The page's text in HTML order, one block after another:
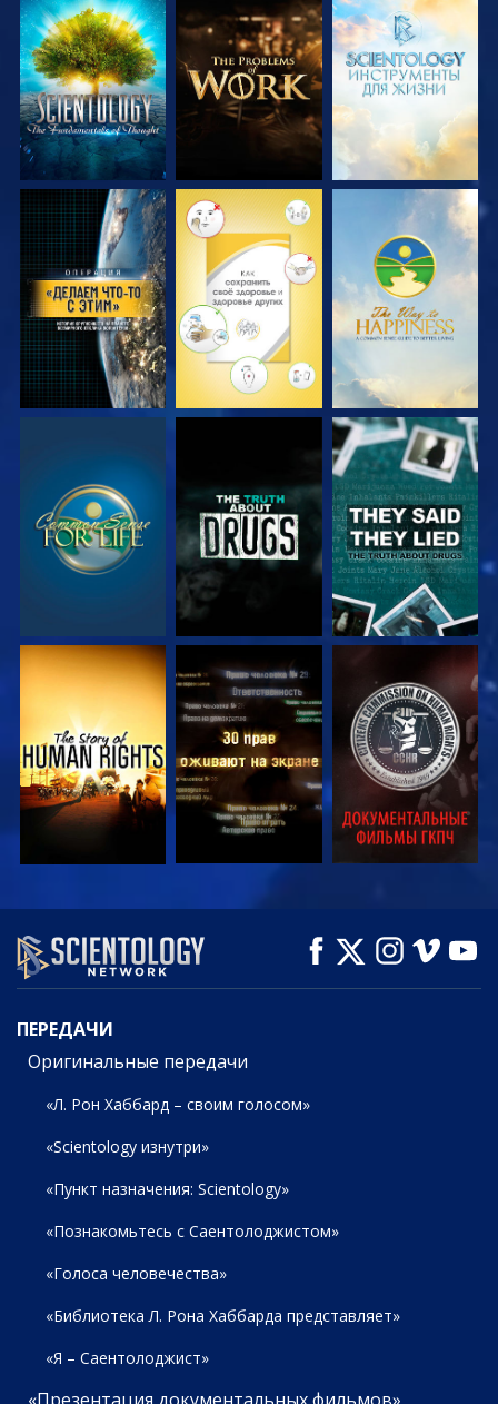
СМОТРЕТЬ
ПЕРЕДАЧИ
СМОТРЕТЬ
ПЕРЕДАЧИ
СМОТРЕТЬ
ПЕРЕДАЧИ
СМОТРЕТЬ СМОТРЕТЬ СМОТРЕТЬ
СМОТРЕТЬ СМОТРЕТЬ СМОТРЕТЬ
СМОТРЕТЬ СМОТРЕТЬ СМОТРЕТЬ
СМОТРЕТЬ СМОТРЕТЬ
СМОТРЕТЬ
ПЕРЕДАЧИ
ПЕРЕДАЧИ
Оригинальные передачи
«Л. Рон Хаббард – своим голосом»
«Scientology изнутри»
«Пункт назначения: Scientology»
«Познакомьтесь с Саентолоджистом»
«Голоса человечества»
«Библиотека Л. Рона Хаббарда представляет»
«Я – Саентолоджист»